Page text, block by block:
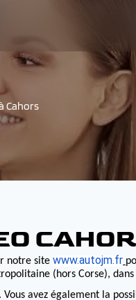
Cahors
notre site www.autojm.fr
(hors Corse),
avez également la